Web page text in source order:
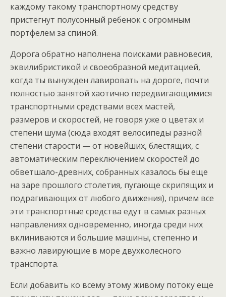
каждому такому транспортному средству
пристегнут полусонный ребенок с огромным
портфелем за спиной.
Дорога обратно наполнена поисками равновесия,
эквилибристикой и своеобразной медитацией,
когда ты вынужден лавировать на дороге, почти
полностью занятой хаотично передвигающимися
транспортными средствами всех мастей,
размеров и скоростей, не говоря уже о цветах и
степени шума (сюда входят велосипеды разной
степени старости — от новейших, блестящих, с
автоматическим переключением скоростей до
обветшало-древних, собранных казалось бы еще
на заре прошлого столетия, пугающе скрипящих и
подрагивающих от любого движения), причем все
эти транспортные средства едут в самых разных
направлениях одновременно, иногда среди них
вклиниваются и большие машины, степенно и
важно лавирующие в море двухколесного
транспорта.
Если добавить ко всему этому живому потоку еще